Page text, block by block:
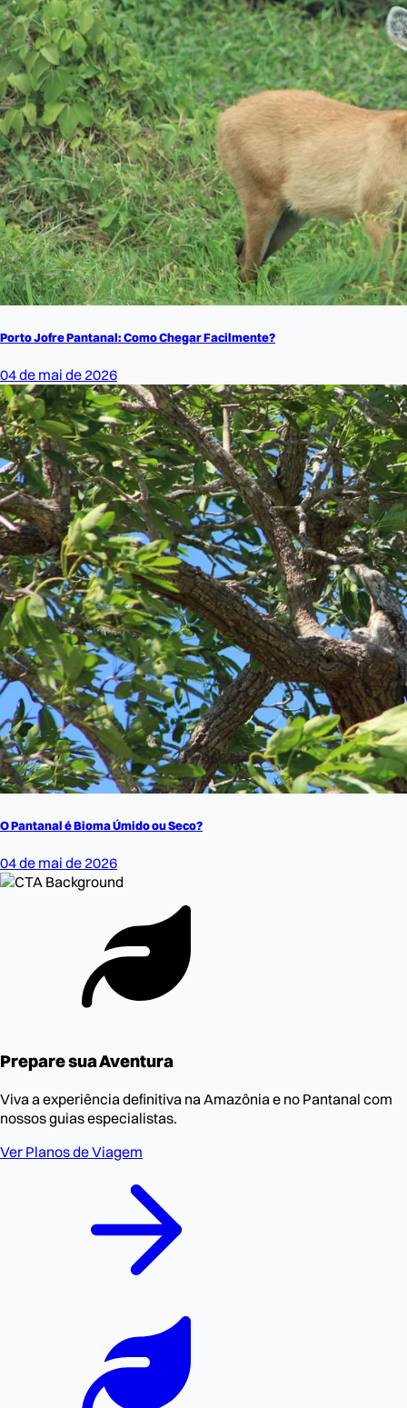
Porto Jofre Pantanal: Como Chegar Facilmente?
04 de mai de 2026
O Pantanal é Bioma Úmido ou Seco?
04 de mai de 2026
Prepare sua Aventura
Viva a experiência definitiva na Amazônia e no Pantanal com
nossos guias especialistas.
Ver Planos de Viagem